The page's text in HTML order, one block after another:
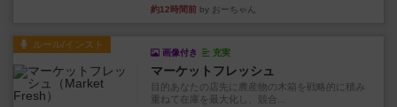
約12時間前 by おーちゃん
ルール/インスト
画像付き 充実
マーケットフレッシュ
目的あなたの店先に農産物の木箱を戦略的に積み
重ねて在庫を最大化し、競合...